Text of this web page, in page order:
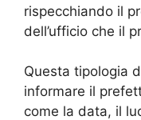
rispecchiando il
dell’ufficio che il
Questa tipologia
informare il
come la data, il